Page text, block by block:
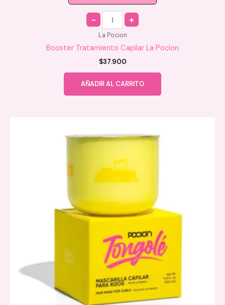
Quantity
La Pocion
Booster Tratamiento Capilar La Pocion
$37.900
AÑADIR AL CARRITO